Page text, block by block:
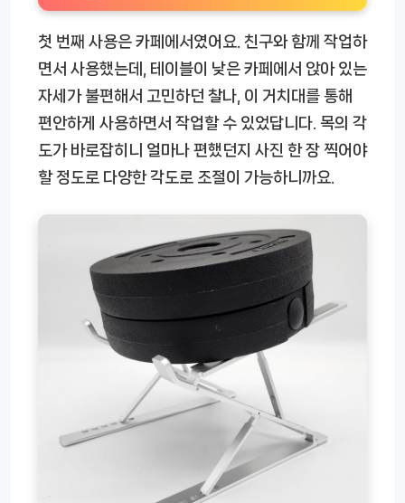
첫 번째 사용은 카페에서였어요. 친구와 함께 작업하
면서 사용했는데, 테이블이 낮은 카페에서 앉아 있는
자세가 불편해서 고민하던 찰나, 이 거치대를 통해
편안하게 사용하면서 작업할 수 있었답니다. 목의 각
도가 바로잡히니 얼마나 편했던지 사진 한 장 찍어야
할 정도로 다양한 각도로 조절이 가능하니까요.